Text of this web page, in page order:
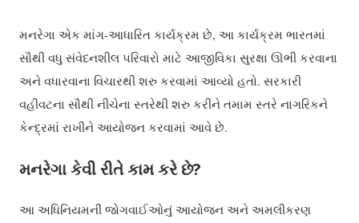
મનરેગા એક માંગ-આધારિત કાર્યક્રમ છે, આ કાર્યક્રમ ભારતમાં
સૌથી વધુ સંવેદનશીલ પરિવારો માટે આજીવિકા સુરક્ષા ઊભી કરવાના
અને વધારવાના વિચારથી શરુ કરવામાં આવ્યો હતો. સરકારી
વહીવટના સૌથી નીચેના સ્તરેથી શરુ કરીને તમામ સ્તરે નાગરિકને
કેન્દ્રમાં રાખીને આયોજન કરવામાં આવે છે.
મનરેગા કેવી રીતે કામ કરે છે?
આ અધિનિયમની જોગવાઈઓનું આયોજન અને અમલીકરણ